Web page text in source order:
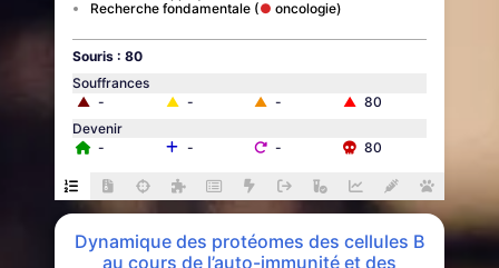
Recherche fondamentale
oncologie
Souris : 80
Souffrances
▲ - ▲ - ▲ - ▲ 80
Devenir
-
- - 80
Dynamique des protéomes des cellules B
au cours de l’auto-immunité et des